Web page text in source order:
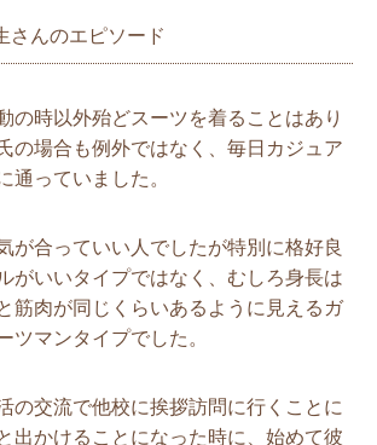
んのエピソード
の時以外殆どスーツを着ることはあり
の場合も例外ではなく、毎日カジュア
通っていました。
が合っていい人でしたが特別に格好良
がいいタイプではなく、むしろ身長は
筋肉が同じくらいあるように見えるガ
ツマンタイプでした。
の交流で他校に挨拶訪問に行くことに
出かけることになった時に、始めて彼